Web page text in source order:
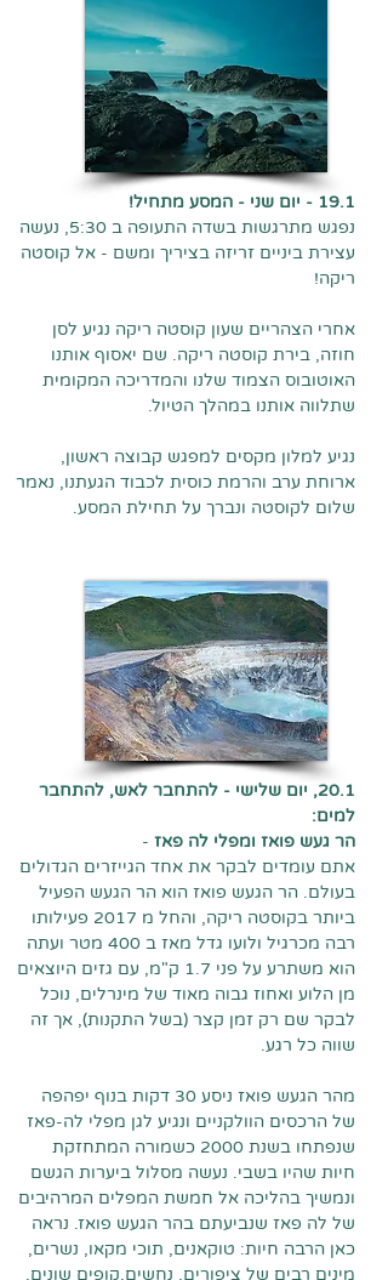
19.1 - יום שני - המסע מתחיל!
נפגש מתרגשות בשדה התעופה ב 5:30, נעשה
עצירת ביניים זריזה בציריך ומשם - אל קוסטה
ריקה!
אחרי הצהריים שעון קוסטה ריקה נגיע לסן
חוזה, בירת קוסטה ריקה. שם יאסוף אותנו
האוטובוס הצמוד שלנו והמדריכה המקומית
שתלווה אותנו במהלך הטיול.
נגיע למלון מקסים למפגש קבוצה ראשון,
ארוחת ערב והרמת כוסית לכבוד הגעתנו, נאמר
שלום לקוסטה ונברך על תחילת המסע.
20.1, יום שלישי - להתחבר לאש, להתחבר
למים:
הר געש פואז ומפלי לה פאז -
אתם עומדים לבקר את אחד הגייזרים הגדולים
בעולם. הר הגעש פואז הוא הר הגעש הפעיל
ביותר בקוסטה ריקה, והחל מ 2017 פעילותו
רבה מכרגיל ולועו גדל מאז ב 400 מטר ועתה
הוא משתרע על פני 1.7 ק"מ, עם גזים היוצאים
מן הלוע ואחוז גבוה מאוד של מינרלים, נוכל
לבקר שם רק זמן קצר (בשל התקנות), אך זה
שווה כל רגע.
מהר הגעש פואז ניסע 30 דקות בנוף יפהפה
של הרכסים הוולקניים ונגיע לגן מפלי לה-פאז
שנפתחו בשנת 2000 כשמורה המתחזקת
חיות שהיו בשבי. נעשה מסלול ביערות הגשם
ונמשיך בהליכה אל חמשת המפלים המרהיבים
של לה פאז שנביעתם בהר הגעש פואז. נראה
כאן הרבה חיות: טוקאנים, תוכי מקאו, נשרים,
מינים רבים של ציפורים, נחשים,קופים שונים,